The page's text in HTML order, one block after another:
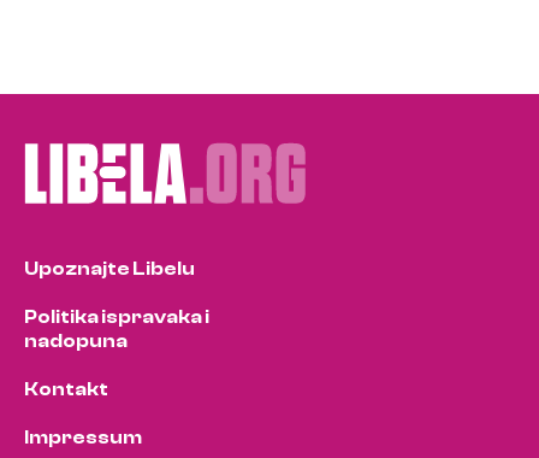
Upoznajte Libelu
Politika ispravaka i
nadopuna
Kontakt
Impressum